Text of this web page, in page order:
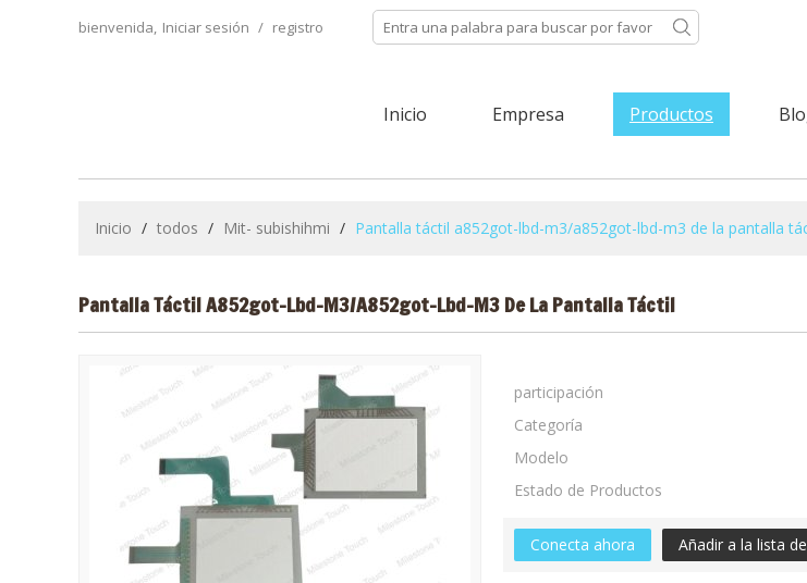
bienvenida, Iniciar sesión / registro
Inicio Empresa Productos
Inicio / todos / Mit- subishihmi / Pantalla táctil a852got-lbd-m3/a852got-lbd-m3 de la pantalla
Pantalla Táctil A852got-Lbd-M3/a852got-Lbd-M3 De La Pantalla Táctil
participación
Categoría
Modelo
Estado de Productos
Conecta ahora Añadir a la lista